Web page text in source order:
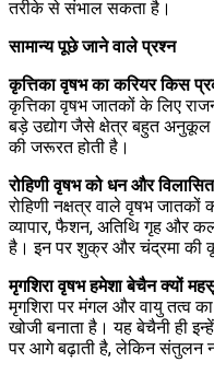
तरीके से संभाल सकता है।
सामान्य पूछे जाने वाले प्रश्न
कृत्तिका वृषभ का करियर किस
कृत्तिका वृषभ जातकों के लिए
बड़े उद्योग जैसे क्षेत्र बहुत
की जरूरत होती है।
रोहिणी वृषभ को धन और
रोहिणी नक्षत्र वाले वृषभ जातकों
व्यापार, फैशन, अतिथि गृह और
है। इन पर शुक्र और चंद्रमा की
मृगशिरा वृषभ हमेशा बेचैन क्यों
मृगशिरा पर मंगल और वायु तत्व
खोजी बनाता है। यह बेचैनी ही
पर आगे बढ़ाती है, लेकिन संतुलन